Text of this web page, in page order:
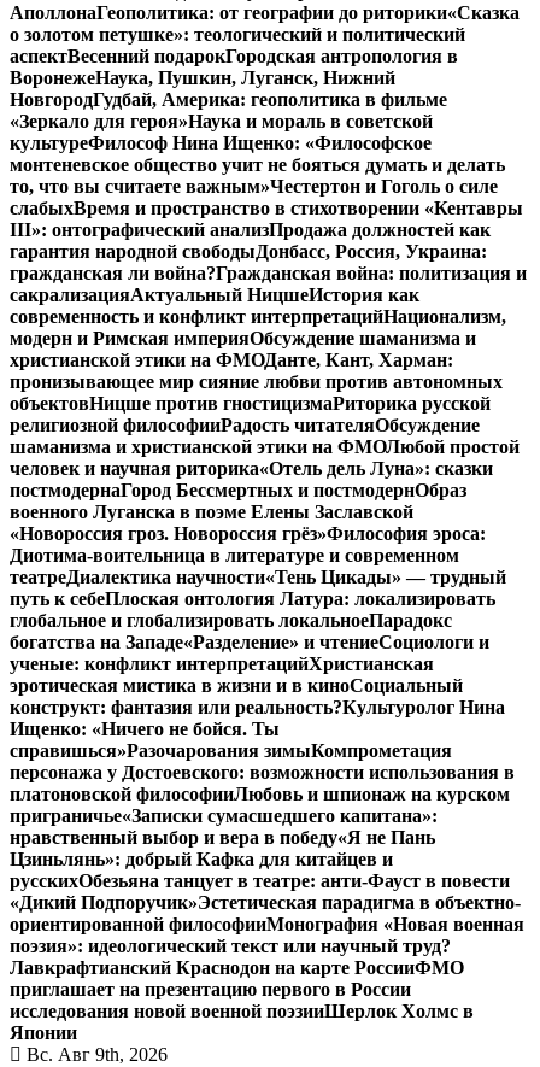
АполлонаГеополитика: от географии до риторики«Сказка
о золотом петушке»: теологический и политический
аспектВесенний подарокГородская антропология в
ВоронежеНаука, Пушкин, Луганск, Нижний
НовгородГудбай, Америка: геополитика в фильме
«Зеркало для героя»Наука и мораль в советской
культуреФилософ Нина Ищенко: «Философское
монтеневское общество учит не бояться думать и делать
то, что вы считаете важным»Честертон и Гоголь о силе
слабыхВремя и пространство в стихотворении «Кентавры
III»: онтографический анализПродажа должностей как
гарантия народной свободыДонбасс, Россия, Украина:
гражданская ли война?Гражданская война: политизация и
сакрализацияАктуальный НицшеИстория как
современность и конфликт интерпретацийНационализм,
модерн и Римская империяОбсуждение шаманизма и
христианской этики на ФМОДанте, Кант, Харман:
пронизывающее мир сияние любви против автономных
объектовНицше против гностицизмаРиторика русской
религиозной философииРадость читателяОбсуждение
шаманизма и христианской этики на ФМОЛюбой простой
человек и научная риторика«Отель дель Луна»: сказки
постмодернаГород Бессмертных и постмодернОбраз
военного Луганска в поэме Елены Заславской
«Новороссия гроз. Новороссия грёз»Философия эроса:
Диотима-воительница в литературе и современном
театреДиалектика научности«Тень Цикады» — трудный
путь к себеПлоская онтология Латура: локализировать
глобальное и глобализировать локальноеПарадокс
богатства на Западе«Разделение» и чтениеСоциологи и
ученые: конфликт интерпретацийХристианская
эротическая мистика в жизни и в киноСоциальный
конструкт: фантазия или реальность?Культуролог Нина
Ищенко: «Ничего не бойся. Ты
справишься»Разочарования зимыКомпрометация
персонажа у Достоевского: возможности использования в
платоновской философииЛюбовь и шпионаж на курском
приграничье«Записки сумасшедшего капитана»:
нравственный выбор и вера в победу«Я не Пань
Цзиньлянь»: добрый Кафка для китайцев и
русскихОбезьяна танцует в театре: анти-Фауст в повести
«Дикий Подпоручик»Эстетическая парадигма в объектно-
ориентированной философииМонография «Новая военная
поэзия»: идеологический текст или научный труд?
Лавкрафтианский Краснодон на карте РоссииФМО
приглашает на презентацию первого в России
исследования новой военной поэзииШерлок Холмс в
Японии
Вс. Авг 9th, 2026